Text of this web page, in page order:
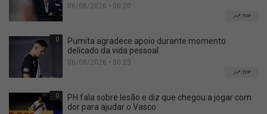
06/08/2026 • 00:20
TOP
0
Pumita agradece apoio durante momento
delicado da vida pessoal
06/08/2026 • 00:23
TOP
0
PH fala sobre lesão e diz que chegou a jogar com
dor para ajudar o Vasco